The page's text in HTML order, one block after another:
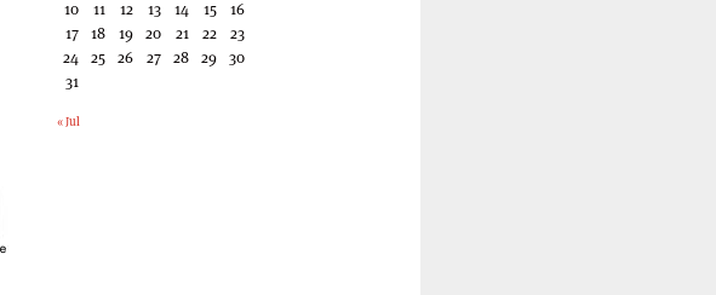
10
11 12 13 14 15
16
17 18 19 20 21 22
23
24 25 26 27 28 29 30
31
« Jul